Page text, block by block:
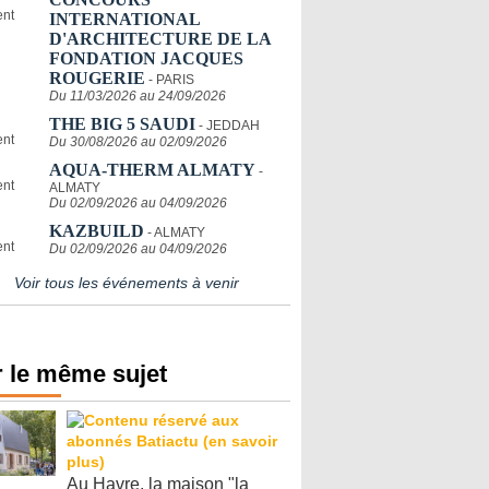
INTERNATIONAL
D'ARCHITECTURE DE LA
FONDATION JACQUES
ROUGERIE - PARIS
Du 11/03/2026 au 24/09/2026
THE BIG 5 SAUDI - JEDDAH
Du 30/08/2026 au 02/09/2026
AQUA-THERM ALMATY -
ALMATY
Du 02/09/2026 au 04/09/2026
KAZBUILD - ALMATY
Du 02/09/2026 au 04/09/2026
Voir tous les événements à venir
le même sujet
Au Havre, la maison "la